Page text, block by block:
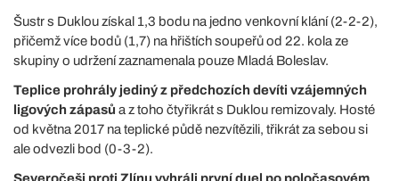
Šustr s Duklou získal 1,3 bodu na jedno venkovní klání (2-2-2),
přičemž více bodů (1,7) na hřištích soupeřů od 22. kola ze
skupiny o udržení zaznamenala pouze Mladá Boleslav.
Teplice prohrály jediný z předchozích devíti vzájemných
ligových zápasů a z toho čtyřikrát s Duklou remizovaly. Hosté
od května 2017 na teplické půdě nezvítězili, třikrát za sebou si
ale odvezli bod (0-3-2).